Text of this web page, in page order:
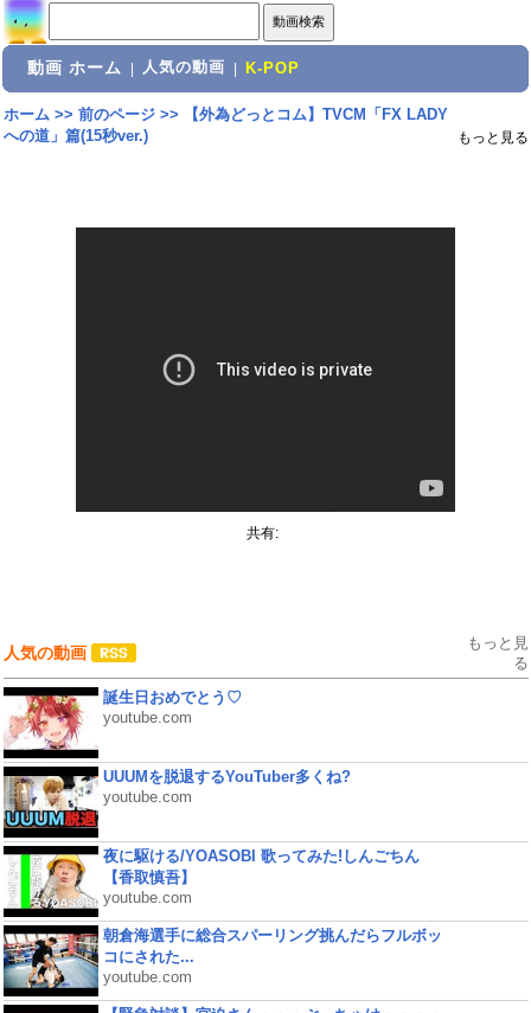
動画 ホーム 人気の動画 K-POP
ホーム>> 前のページ>>
【外為どっとコム】TVCM「FX LADY
への道」篇(15秒ver.)
もっと見る
共有:
人気の動画
もっと見
る
誕生日おめでとう♡
youtube.com
UUUMを脱退するYouTuber多くね?
youtube.com
夜に駆ける/YOASOBI 歌ってみた!しんごちん
【香取慎吾】
youtube.com
朝倉海選手に総合スパーリング挑んだらフルボッ
コにされた...
youtube.com